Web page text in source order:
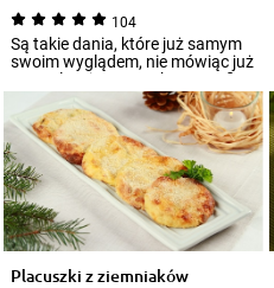
104
Są takie dania, które już samym
swoim wyglądem, nie mówiąc już
o rewelacyjnym smaku, potrafią
prz...
Placuszki z ziemniaków